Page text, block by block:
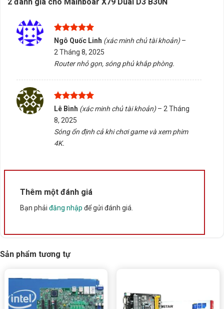
Nên chọn sản phẩm có thông số kỹ thuật rõ ràng để
tránh tình trạng không tương thích.
Tấn Phát AD cung cấp dịch vụ tư vấn chọn đúng sản
phẩm, hỗ trợ kiểm tra tương thích và giao hàng/tư vấn
tại Buôn Ma Thuột, Đắk Lắk. Liên hệ để được hỗ trợ
tận tình trong quá trình lựa chọn linh kiện phù hợp với
nhu cầu sử dụng.
Rate this product
Được xếp
hạng
sao
Ngô Quốc Linh (xác minh chủ tài khoản) –
2 Tháng 8, 2025
Router nhỏ gọn, sóng phủ khắp phòng.
Được xếp
5
sao
Lê Bình (xác minh chủ tài khoản) – 2 Tháng
8, 2025
Sóng ổn định cả khi chơi game và xem phim
4K.
Thêm một đánh giá
Bạn phải đăng nhập để gửi đánh giá.
Sản phẩm tương tự